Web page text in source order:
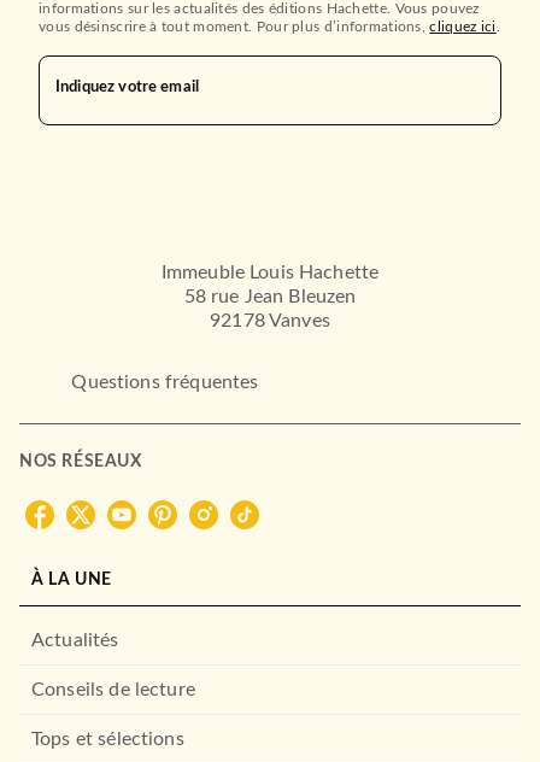
informations sur les actualités des éditions Hachette. Vous pouvez
vous désinscrire à tout moment. Pour plus d’informations,cliquez ici
Indiquez votre email
Immeuble Louis Hachette
58 rue Jean Bleuzen
92178 Vanves
Questions fréquentes
NOS RÉSEAUX
À LA UNE
Actualités
Conseils de lecture
Tops et sélections